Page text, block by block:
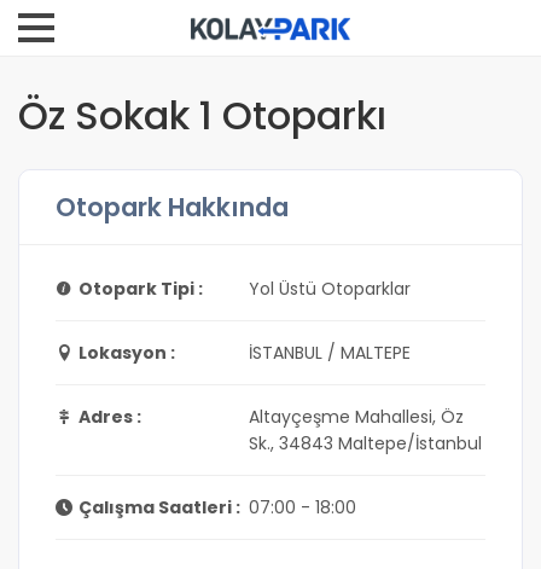
Öz Sokak 1 Otoparkı
Otopark Hakkında
Otopark Tipi : Yol Üstü Otoparklar
Lokasyon : İSTANBUL / MALTEPE
Adres :
Altayçeşme Mahallesi, Öz
Sk., 34843 Maltepe/İstanbul
Çalışma Saatleri : 07:00 - 18:00